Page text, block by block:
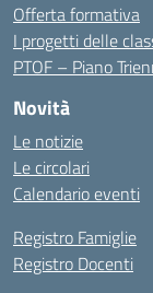
Offerta formativa
I progetti delle
PTOF – Piano
Novità
Le notizie
Le circolari
Calendario eventi
Registro Famiglie
Registro Docenti